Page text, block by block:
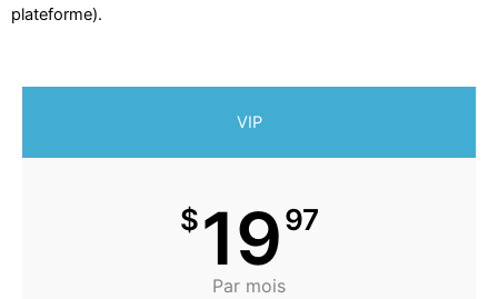
plateforme).
VIP
$1997
Par mois